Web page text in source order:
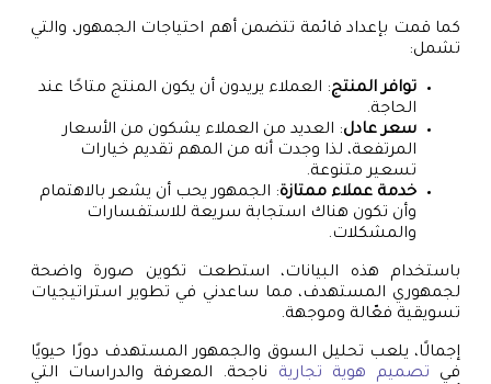
كما قمت بإعداد قائمة تتضمن أهم احتياجات الجمهور، والتي
تشمل:
توافر المنتج: العملاء يريدون أن يكون المنتج متاحًا عند
الحاجة.
سعر عادل: العديد من العملاء يشكون من الأسعار
المرتفعة، لذا وجدت أنه من المهم تقديم خيارات
تسعير متنوعة.
خدمة عملاء ممتازة: الجمهور يحب أن يشعر بالاهتمام
وأن تكون هناك استجابة سريعة للاستفسارات
والمشكلات.
باستخدام هذه البيانات، استطعت تكوين صورة واضحة
لجمهوري المستهدف، مما ساعدني في تطوير استراتيجيات
تسويقية فعّالة وموجهة.
إجمالًا، يلعب تحليل السوق والجمهور المستهدف دورًا حيويًا
في تصميم هوية تجارية ناجحة. المعرفة والدراسات التي